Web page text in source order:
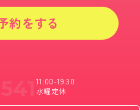
約をする
11:00-19:30
水曜定休